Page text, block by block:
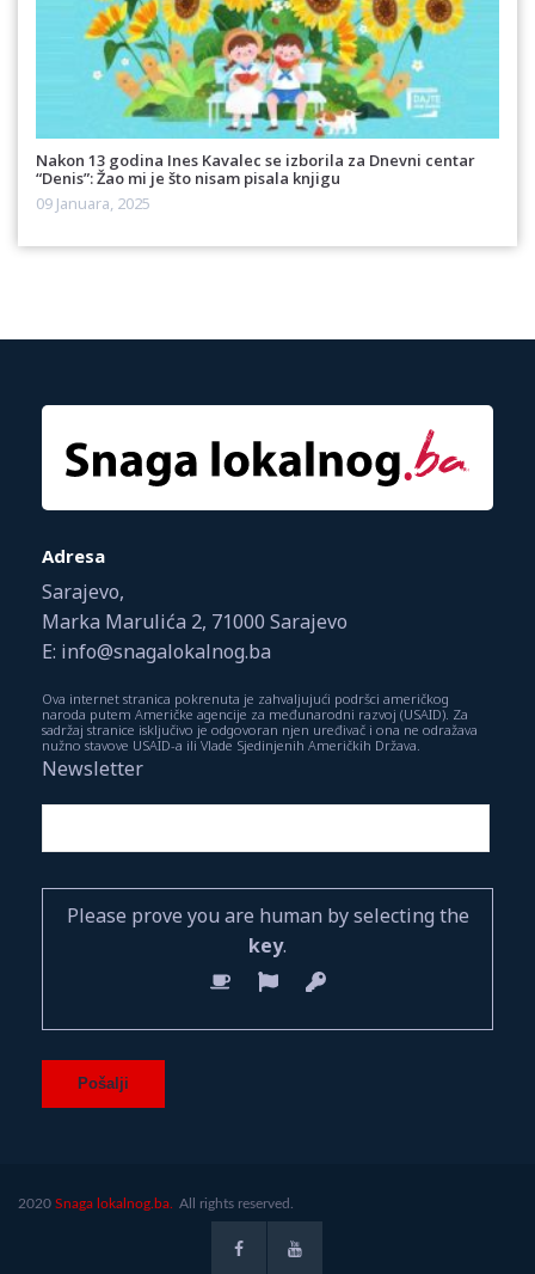
Nakon 13 godina Ines Kavalec se izborila za Dnevni centar
“Denis”: Žao mi je što nisam pisala knjigu
09 Januara, 2025
Adresa
Sarajevo,
Marka Marulića 2, 71000 Sarajevo
E: info@snagalokalnog.ba
Ova internet stranica pokrenuta je zahvaljujući podršci američkog
naroda putem Američke agencije za međunarodni razvoj (USAID). Za
sadržaj stranice isključivo je odgovoran njen uređivač i ona ne odražava
nužno stavove USAID-a ili Vlade Sjedinjenih Američkih Država.
Newsletter
Please prove you are human by selecting the
key.
2020 Snaga lokalnog.ba. All rights reserved.